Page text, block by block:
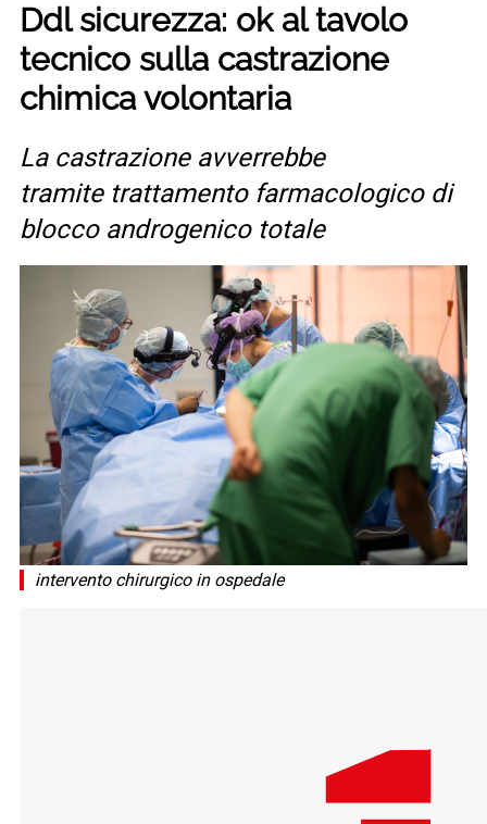
Ddl sicurezza: ok al tavolo
tecnico sulla castrazione
chimica volontaria
La castrazione avverrebbe
tramite trattamento farmacologico di
blocco androgenico totale
intervento chirurgico in ospedale